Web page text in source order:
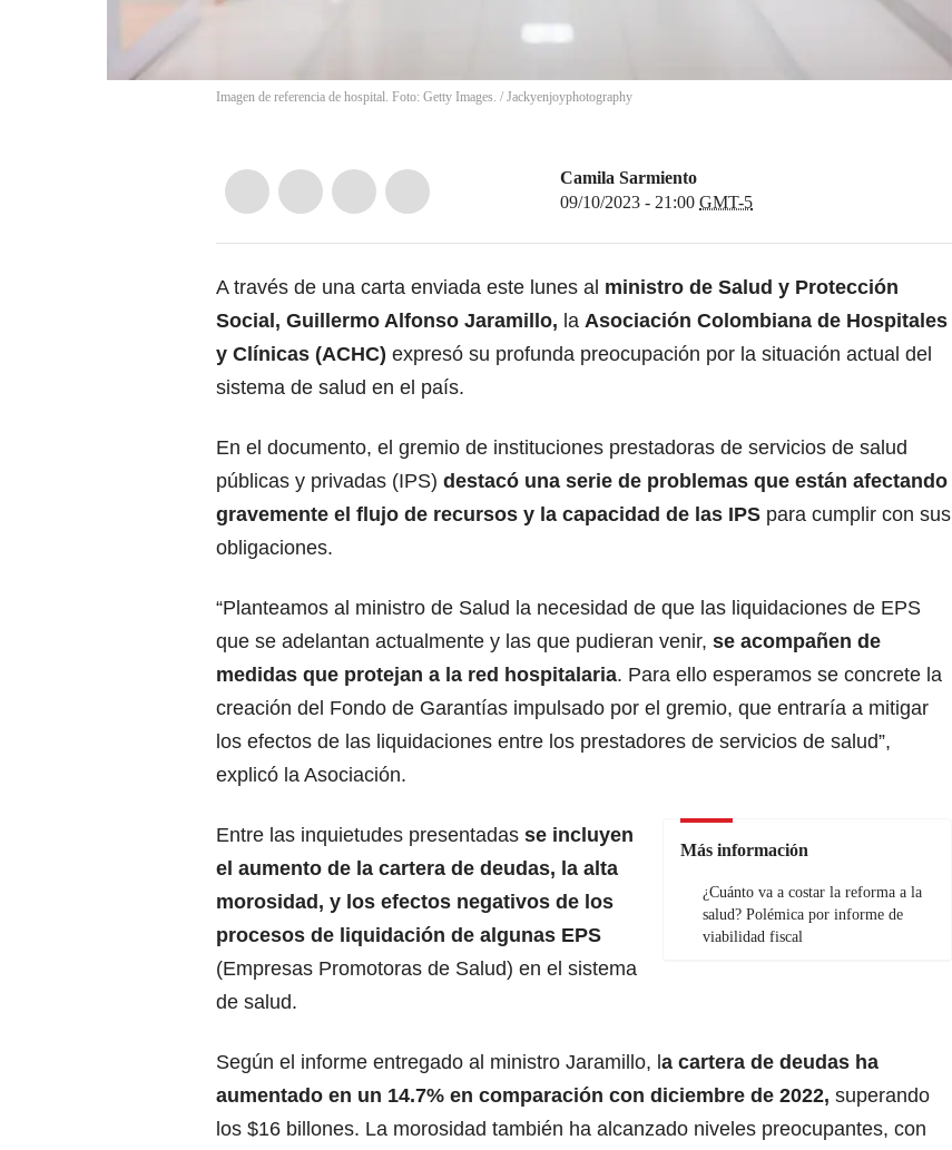
Imagen de referencia de hospital. Foto: Getty Images. / Jackyenjoyphotography
Camila Sarmiento
09/10/2023 - 21:00 GMT-5
A través de una carta enviada este lunes al ministro de Salud y Protección
Social, Guillermo Alfonso Jaramillo, la Asociación Colombiana de Hospitales
y Clínicas (ACHC) expresó su profunda preocupación por la situación actual del
sistema de salud en el país.
En el documento, el gremio de instituciones prestadoras de servicios de salud
públicas y privadas (IPS) destacó una serie de problemas que están afectando
gravemente el flujo de recursos y la capacidad de las IPS para cumplir con sus
obligaciones.
“Planteamos al ministro de Salud la necesidad de que las liquidaciones de EPS
que se adelantan actualmente y las que pudieran venir, se acompañen de
medidas que protejan a la red hospitalaria. Para ello esperamos se concrete la
creación del Fondo de Garantías impulsado por el gremio, que entraría a mitigar
los efectos de las liquidaciones entre los prestadores de servicios de salud”,
explicó la Asociación.
Más información
¿Cuánto va a costar la reforma a la
salud? Polémica por informe de
viabilidad fiscal
Entre las inquietudes presentadas se incluyen
el aumento de la cartera de deudas, la alta
morosidad, y los efectos negativos de los
procesos de liquidación de algunas EPS
(Empresas Promotoras de Salud) en el sistema
de salud.
Según el informe entregado al ministro Jaramillo, l a cartera de deudas ha
aumentado en un 14.7% en comparación con diciembre de 2022, superando
los $16 billones. La morosidad también ha alcanzado niveles preocupantes, con